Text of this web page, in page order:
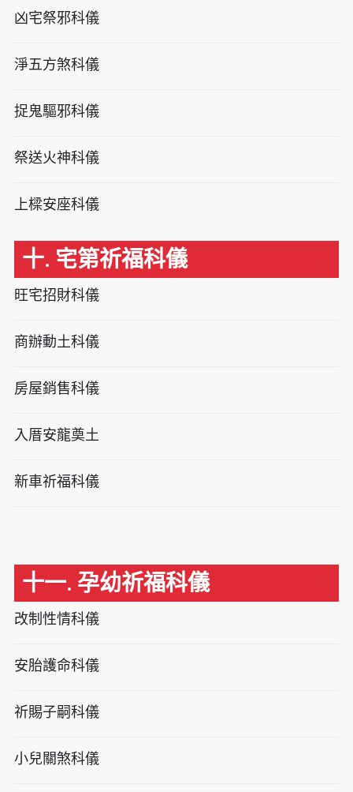
凶宅祭邪科儀
淨五方煞科儀
捉鬼驅邪科儀
祭送火神科儀
上樑安座科儀
十. 宅第祈福科儀
旺宅招財科儀
商辦動土科儀
房屋銷售科儀
入厝安龍奠土
新車祈福科儀
十一. 孕幼祈福科儀
改制性情科儀
安胎護命科儀
祈賜子嗣科儀
小兒關煞科儀